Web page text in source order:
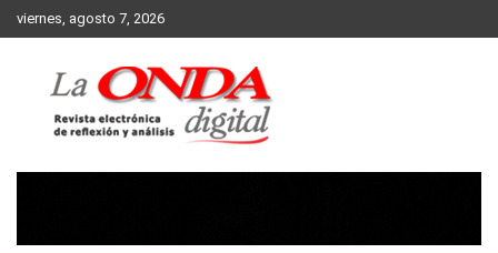
Skip
to
viernes, agosto 7, 2026